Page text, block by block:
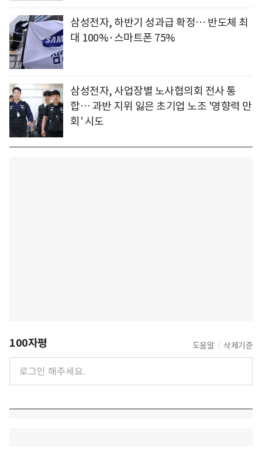
삼성전자, 하반기 성과급 확정… 반도체 최
대 100%·스마트폰 75%
삼성전자, 사업장별 노사협의회 전사 통
합… 과반 지위 잃은 초기업 노조 '영향력 만
회' 시도
100자평 도움말 삭제기준